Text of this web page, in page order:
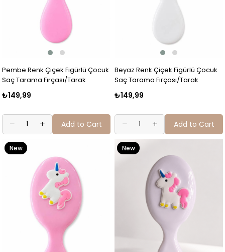
Pembe Renk Çiçek Figürlü Çocuk
Saç Tarama Fırçası/Tarak
₺149,99
Add to Cart
Beyaz Renk Çiçek Figürlü Çocuk
Saç Tarama Fırçası/Tarak
₺149,99
Add to Cart
New
New